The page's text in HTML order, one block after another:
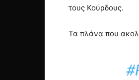
τους Κούρδους.
Τα πλάνα που